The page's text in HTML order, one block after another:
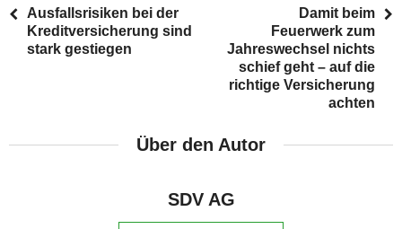
Ausfallsrisiken bei der
Kreditversicherung sind
stark gestiegen
Damit beim
Feuerwerk zum
Jahreswechsel nichts
schief geht – auf die
richtige Versicherung
achten
Über den Autor
SDV AG